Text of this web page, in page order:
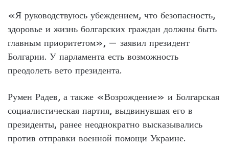
«Я руководствуюсь убеждением, что безопасность,
здоровье и жизнь болгарских граждан должны быть
главным приоритетом», — заявил президент
Болгарии. У парламента есть возможность
преодолеть вето президента.
Румен Радев, а также «Возрождение» и Болгарская
социалистическая партия, выдвинувшая его в
президенты, ранее неоднократно высказывались
против отправки военной помощи Украине.